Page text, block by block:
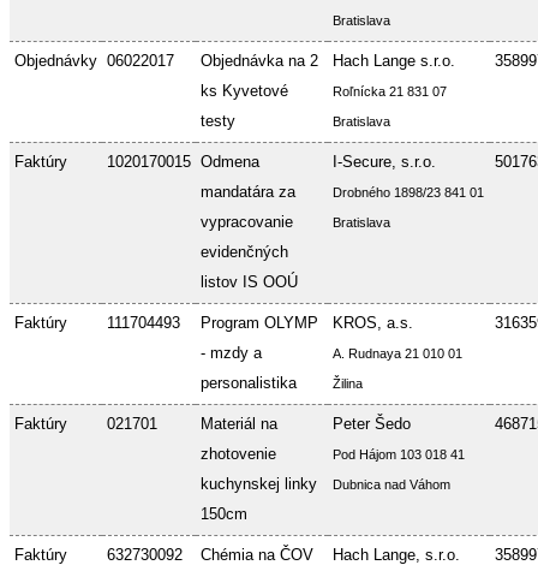
Bratislava
Objednávky 06022017
Objednávka na 2
ks Kyvetové
testy
Hach Lange s.r.o.
Roľnícka 21 831 07
Bratislava
Faktúry 1020170015 Odmena
mandatára za
vypracovanie
evidenčných
listov IS OOÚ
I-Secure, s.r.o.
Drobného 1898/23 841 01
Bratislava
Faktúry 111704493
Program OLYMP
- mzdy a
personalistika
KROS, a.s.
A. Rudnaya 21 010 01
Žilina
Faktúry 021701
Materiál na
zhotovenie
kuchynskej linky
150cm
Peter Šedo
Pod Hájom 103 018 41
Dubnica nad Váhom
Faktúry 632730092 Chémia na ČOV Hach Lange, s.r.o.